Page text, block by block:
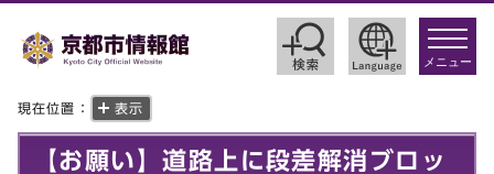
toggle
メニュー
現在位置： 表示
【お願い】道路上に段差解消ブロッ